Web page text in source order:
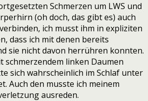
Schmerzen um LWS und
(oh doch, das gibt es) auch
ich musst ihm in expliziten
dass ich mit denen bereits
sie nicht davon herrühren konnten.
schmerzendem linken Daumen
sich wahrscheinlich im Schlaf unter
Auch den musste ich meinem
ausreden.